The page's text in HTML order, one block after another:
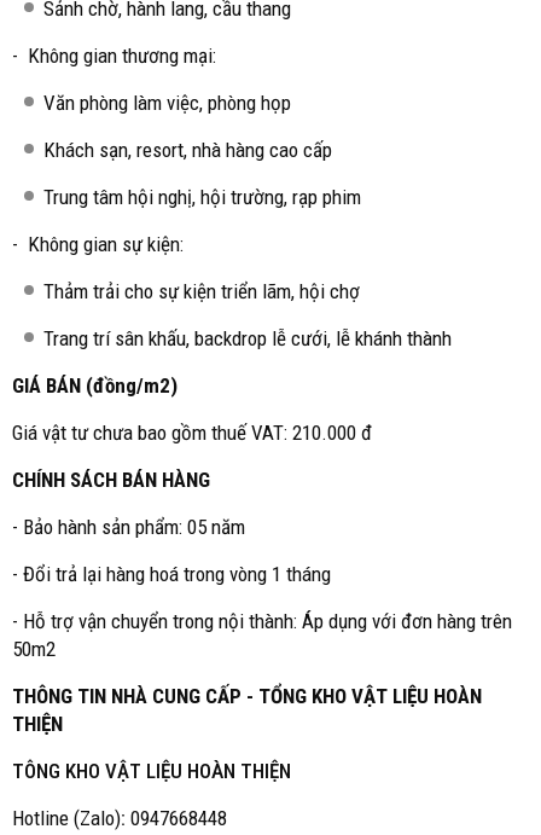
Sảnh chờ, hành lang, cầu thang
- Không gian thương mại:
Văn phòng làm việc, phòng họp
Khách sạn, resort, nhà hàng cao cấp
Trung tâm hội nghị, hội trường, rạp phim
- Không gian sự kiện:
Thảm trải cho sự kiện triển lãm, hội chợ
Trang trí sân khấu, backdrop lễ cưới, lễ khánh thành
GIÁ BÁN (đồng/m2)
Giá vật tư chưa bao gồm thuế VAT: 210.000 đ
CHÍNH SÁCH BÁN HÀNG
- Bảo hành sản phẩm: 05 năm
- Đổi trả lại hàng hoá trong vòng 1 tháng
- Hỗ trợ vận chuyển trong nội thành: Áp dụng với đơn hàng trên
50m2
THÔNG TIN NHÀ CUNG CẤP - TỔNG KHO VẬT LIỆU HOÀN
THIỆN
TÔNG KHO VẬT LIỆU HOÀN THIỆN
Hotline (Zalo): 0947668448